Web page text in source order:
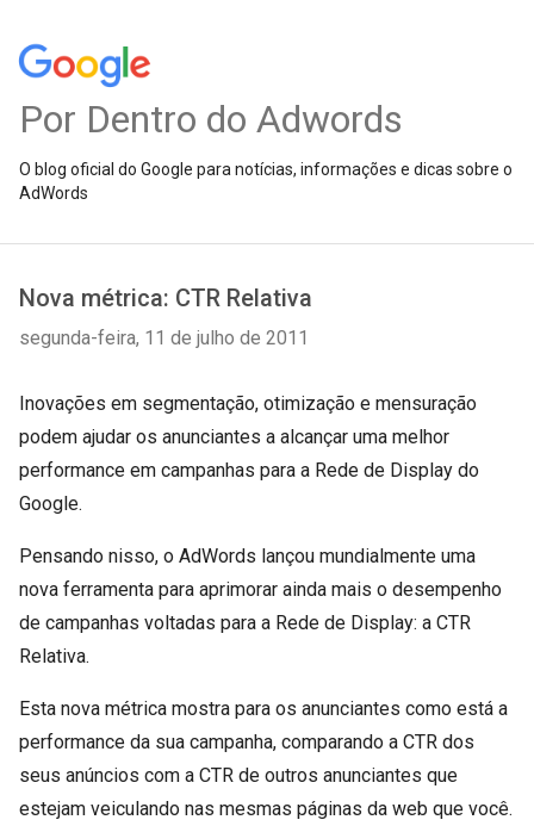
Por Dentro do Adwords
O blog oficial do Google para notícias, informações e dicas sobre o
AdWords
Nova métrica: CTR Relativa
segunda-feira, 11 de julho de 2011
Inovações em segmentação, otimização e mensuração
podem ajudar os anunciantes a alcançar uma melhor
performance em campanhas para a Rede de Display do
Google.
Pensando nisso, o AdWords lançou mundialmente uma
nova ferramenta para aprimorar ainda mais o desempenho
de campanhas voltadas para a Rede de Display: a CTR
Relativa.
Esta nova métrica mostra para os anunciantes como está a
performance da sua campanha, comparando a CTR dos
seus anúncios com a CTR de outros anunciantes que
estejam veiculando nas mesmas páginas da web que você.